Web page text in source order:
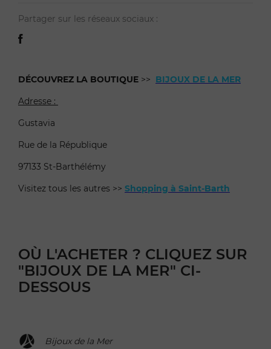
Partager sur les réseaux sociaux :
DÉCOUVREZ LA BOUTIQUE >> BIJOUX DE LA MER
Adresse :
Gustavia
Rue de la République
97133 St-Barthélémy
Visitez tous les autres >> Shopping à Saint-Barth
OÙ L'ACHETER ? CLIQUEZ SUR
"BIJOUX DE LA MER" CI-
DESSOUS
Bijoux de la Mer